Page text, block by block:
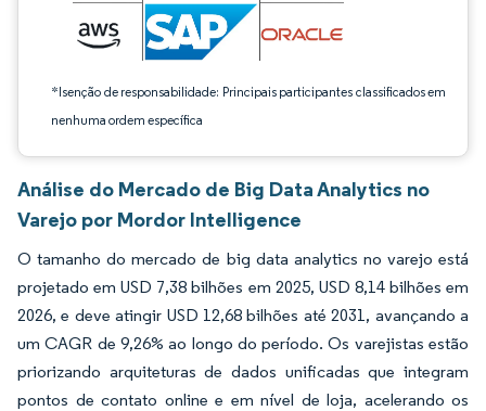
*Isenção de responsabilidade: Principais participantes classificados em
nenhuma ordem específica
Análise do Mercado de Big Data Analytics no
Varejo por Mordor Intelligence
O tamanho do mercado de big data analytics no varejo está
projetado em USD 7,38 bilhões em 2025, USD 8,14 bilhões em
2026, e deve atingir USD 12,68 bilhões até 2031, avançando a
um CAGR de 9,26% ao longo do período. Os varejistas estão
priorizando arquiteturas de dados unificadas que integram
pontos de contato online e em nível de loja, acelerando os